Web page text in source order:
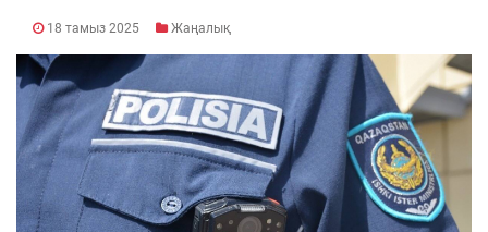
18 тамыз 2025 Жаңалық